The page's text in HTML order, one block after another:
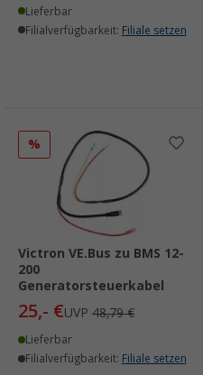
Lieferbar
Filialverfügbarkeit: Filiale setzen
%
Victron VE.Bus zu BMS 12-
200
Generatorsteuerkabel
25,- €UVP 48,79 €
Lieferbar
Filialverfügbarkeit: Filiale setzen